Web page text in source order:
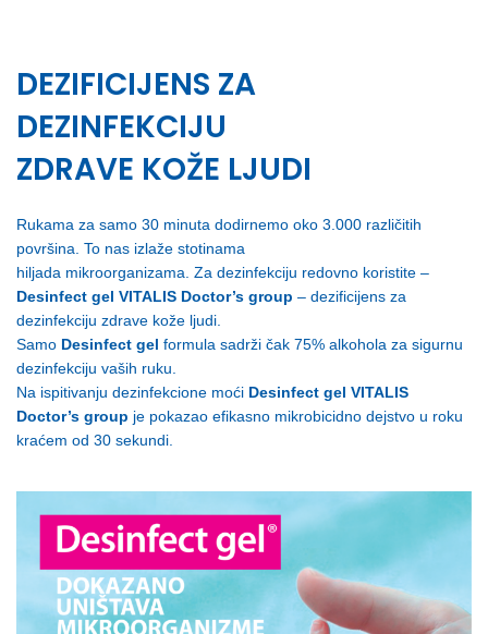
DEZIFICIJENS ZA
DEZINFEKCIJU
ZDRAVE KOŽE LJUDI
Rukama za samo 30 minuta dodirnemo oko 3.000 različitih
površina. To nas izlaže stotinama
hiljada mikroorganizama. Za dezinfekciju redovno koristite –
Desinfect gel VITALIS Doctor’s group – dezificijens za
dezinfekciju zdrave kože ljudi.
Samo Desinfect gel formula sadrži čak 75% alkohola za sigurnu
dezinfekciju vaših ruku.
Na ispitivanju dezinfekcione moći Desinfect gel VITALIS
Doctor’s group je pokazao efikasno mikrobicidno dejstvo u roku
kraćem od 30 sekundi.